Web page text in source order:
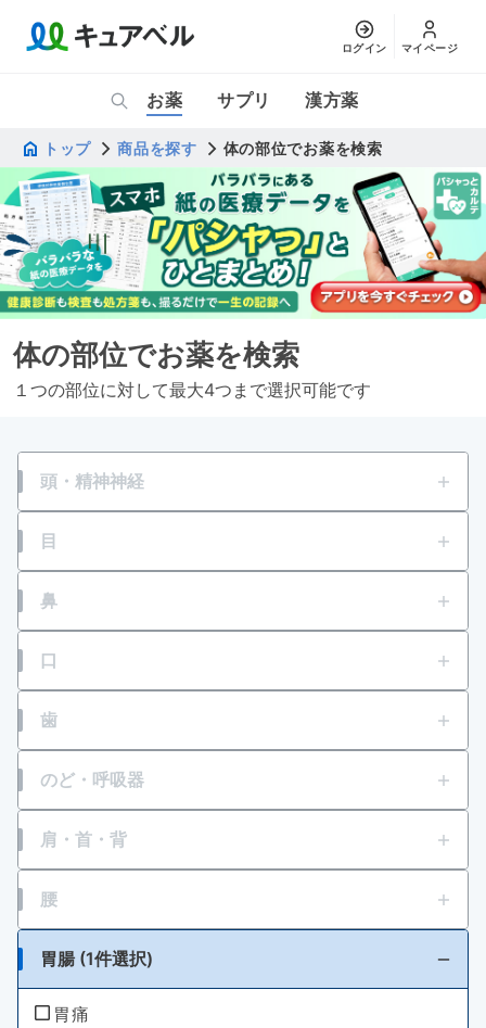
ログイン マイページ
お薬 サプリ 漢方薬
トップ 商品を探す 体の部位でお薬を検索
体の部位でお薬を検索
１つの部位に対して最大4つまで選択可能です
頭・精神神経
頭痛
壮年性脱毛症
円形脱毛症
フケが原因の脱毛症
乗物酔いによる頭痛
いらいら感・緊張感・興奮感等
一時的な不眠
目
目の疲れ
目のかすみ
目の乾き・コンタクトレンズ装着時の不快感
目のアレルギー（花粉等）
紫外線等による眼炎（雪目など）
結膜炎（はやり目）・ものもらい
ビタミン不足による目の乾燥
鼻
鼻水
鼻づまり
くしゃみ
口
口内炎
口角炎、唇のひびわれ
口唇ヘルペスの再発
歯
歯痛
のど・呼吸器
せき
たん
ゼーゼー、ヒューヒュー音の呼吸
のどの痛み・はれ
肩・首・背
肩こり
肩・首すじのこり
腰
腰痛
胃腸 (1件選択)
胃痛